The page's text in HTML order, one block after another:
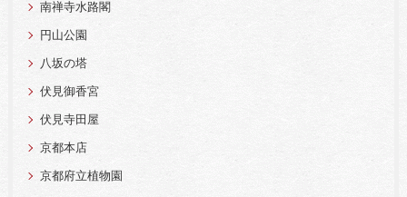
南禅寺水路閣
円山公園
八坂の塔
伏見御香宮
伏見寺田屋
京都本店
京都府立植物園